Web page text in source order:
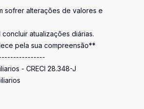
sofrer alterações de valores e
atualizações diárias.
pela sua compreensão**
- CRECI 28.348-J